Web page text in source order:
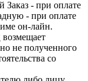
Заказ - при оплате
- при оплате
он-лайн.
возмещает
не полученного
со